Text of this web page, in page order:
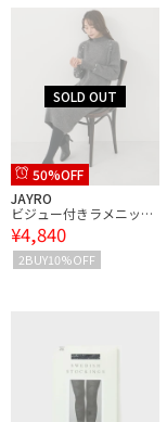
50%OFF
JAYRO
ビジュー付きラメニット
ワンピース
¥4,840
2BUY10%OFF